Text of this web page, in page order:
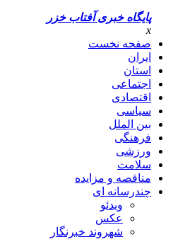
پایگاه خبری آفتاب خزر
x
صفحه نخست
ایران
استان
اجتماعی
اقتصادی
سیاسی
بین الملل
فرهنگی
ورزشی
سلامت
مناقصه و مزایده
چندرسانه ای
ویدئو
عکس
شهروند خبرنگار